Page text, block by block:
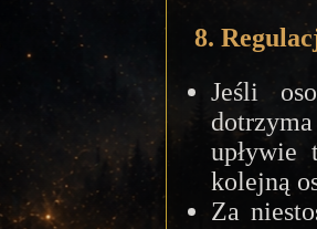
8.
Jeśli
upływie
kolejną
Za